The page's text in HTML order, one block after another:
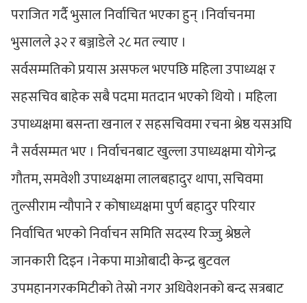
पराजित गर्दै भुसाल निर्वाचित भएका हुन् ।निर्वाचनमा
भुसालले ३२ र बञ्जाडेले २८ मत ल्याए ।
सर्वसम्मतिको प्रयास असफल भएपछि महिला उपाध्यक्ष र
सहसचिव बाहेक सबै पदमा मतदान भएको थियो । महिला
उपाध्यक्षमा बसन्ता खनाल र सहसचिवमा रचना श्रेष्ठ यसअघि
नै सर्वसम्मत भए । निर्वाचनबाट खुल्ला उपाध्यक्षमा योगेन्द्र
गौतम, समवेशी उपाध्यक्षमा लालबहादुर थापा, सचिवमा
तुल्सीराम न्यौपाने र कोषाध्यक्षमा पुर्ण बहादुर परियार
निर्वाचित भएको निर्वाचन समिति सदस्य रिज्जु श्रेष्ठले
जानकारी दिइन ।नेकपा माओबादी केन्द्र बुटवल
उपमहानगरकमिटीको तेस्रो नगर अधिवेशनको बन्द सत्रबाट